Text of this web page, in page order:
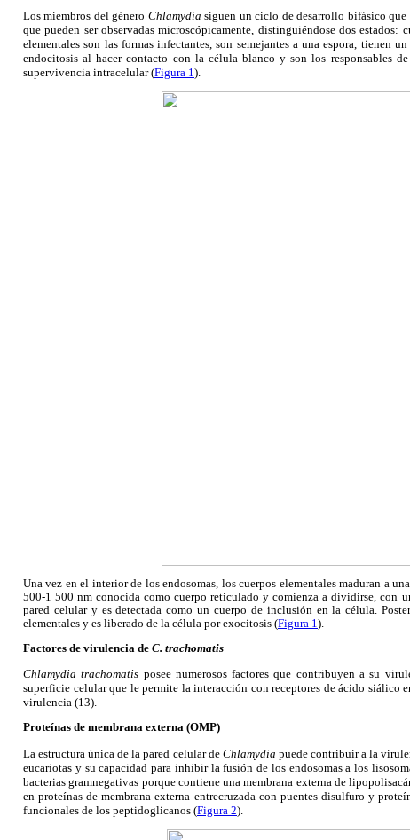
Los miembros del género Chlamydiasiguen un ciclo de desarrollo bifásico
que pueden ser observadas microscópicamente, distinguiéndose dos estados:
elementales son las formas infectantes, son semejantes a una espora, tienen
endocitosis al hacer contacto con la célula blanco y son los responsables
supervivencia intracelular (Figura 1 ).
Una vez en el interior de los endosomas, los cuerpos elementales maduran a
500-1 500 nm conocida como cuerpo reticulado y comienza a dividirse, con
pared celular y es detectada como un cuerpo de inclusión en la célula.
elementales y es liberado de la célula por exocitosis (Figura 1).
Factores de virulencia de C. trachomatis
Chlamydia trachomatis posee numerosos factores que contribuyen a su
superficie celular que le permite la interacción con receptores de ácido siálico
virulencia (13).
Proteínas de membrana externa (OMP)
La estructura única de la pared celular de Chlamydia puede contribuir a la
eucariotas y su capacidad para inhibir la fusión de los endosomas a los
bacterias gramnegativas porque contiene una membrana externa de
en proteínas de membrana externa entrecruzada con puentes disulfuro y
funcionales de los peptidoglicanos (Figura 2).